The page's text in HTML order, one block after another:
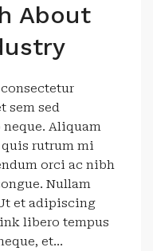
About
sem sed
Aliquam
rutrum mi
orci ac nibh
Nullam
et adipiscing
libero tempus
et...